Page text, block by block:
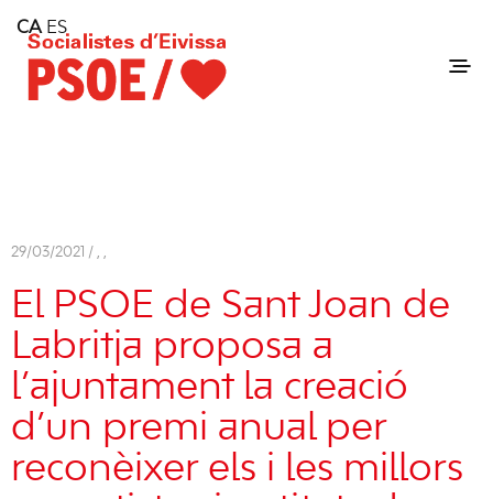
Consell Insular d'Eivissa
Services
Contact
29/03/2021 / , ,
El PSOE de Sant Joan de
Labritja proposa a
l’ajuntament la creació
d’un premi anual per
reconèixer els i les millors
CA ES